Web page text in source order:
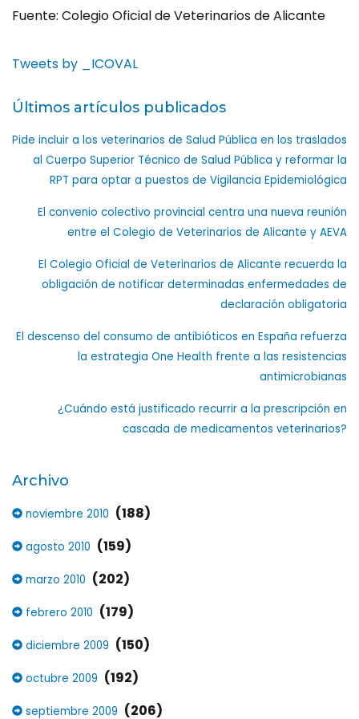
Fuente: Colegio Oficial de Veterinarios de Alicante
Tweets by _ICOVAL
Últimos artículos publicados
Pide incluir a los veterinarios de Salud Pública en los traslados
al Cuerpo Superior Técnico de Salud Pública y reformar la
RPT para optar a puestos de Vigilancia Epidemiológica
El convenio colectivo provincial centra una nueva reunión
entre el Colegio de Veterinarios de Alicante y AEVA
El Colegio Oficial de Veterinarios de Alicante recuerda la
obligación de notificar determinadas enfermedades de
declaración obligatoria
El descenso del consumo de antibióticos en España refuerza
la estrategia One Health frente a las resistencias
antimicrobianas
¿Cuándo está justificado recurrir a la prescripción en
cascada de medicamentos veterinarios?
Archivo
noviembre 2010 (188)
agosto 2010 (159)
marzo 2010 (202)
febrero 2010 (179)
diciembre 2009 (150)
octubre 2009 (192)
septiembre 2009 (206)